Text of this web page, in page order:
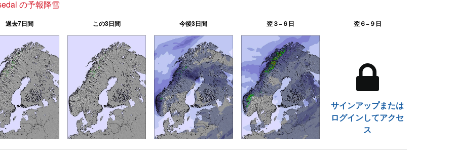
の予報降雪
過去7日間 この3日間 今後3日間 翌３−６日 翌６−９日
サインアップまたは
ログインしてアクセ
ス